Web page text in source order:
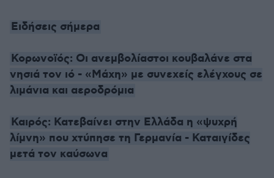
Ειδήσεις σήμερα
Κορωνοϊός: Οι ανεμβολίαστοι κουβαλάνε στα
νησιά τον ιό - «Μάχη» με συνεχείς ελέγχους σε
λιμάνια και αεροδρόμια
Καιρός: Κατεβαίνει στην Ελλάδα η «ψυχρή
λίμνη» που χτύπησε τη Γερμανία - Καταιγίδες
μετά τον καύσωνα